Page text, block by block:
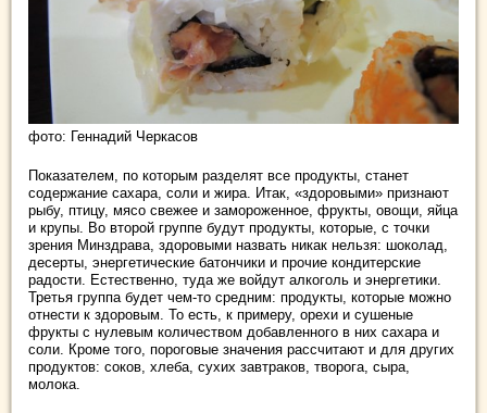
фото: Геннадий Черкасов
Показателем, по которым разделят все продукты, станет
содержание сахара, соли и жира. Итак, «здоровыми» признают
рыбу, птицу, мясо свежее и замороженное, фрукты, овощи, яйца
и крупы. Во второй группе будут продукты, которые, с точки
зрения Минздрава, здоровыми назвать никак нельзя: шоколад,
десерты, энергетические батончики и прочие кондитерские
радости. Естественно, туда же войдут алкоголь и энергетики.
Третья группа будет чем-то средним: продукты, которые можно
отнести к здоровым. То есть, к примеру, орехи и сушеные
фрукты с нулевым количеством добавленного в них сахара и
соли. Кроме того, пороговые значения рассчитают и для других
продуктов: соков, хлеба, сухих завтраков, творога, сыра,
молока.